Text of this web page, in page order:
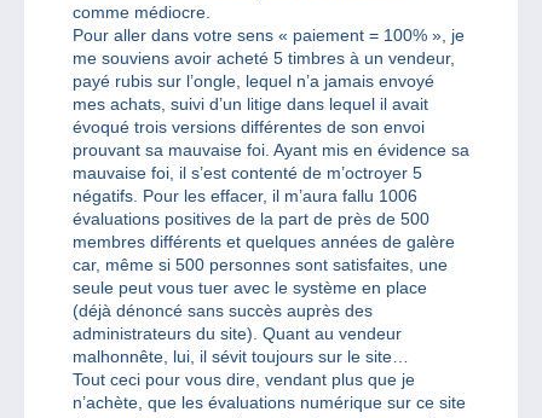
comme médiocre.
Pour aller dans votre sens « paiement = 100% », je
me souviens avoir acheté 5 timbres à un vendeur,
payé rubis sur l’ongle, lequel n’a jamais envoyé
mes achats, suivi d’un litige dans lequel il avait
évoqué trois versions différentes de son envoi
prouvant sa mauvaise foi. Ayant mis en évidence sa
mauvaise foi, il s’est contenté de m’octroyer 5
négatifs. Pour les effacer, il m’aura fallu 1006
évaluations positives de la part de près de 500
membres différents et quelques années de galère
car, même si 500 personnes sont satisfaites, une
seule peut vous tuer avec le système en place
(déjà dénoncé sans succès auprès des
administrateurs du site). Quant au vendeur
malhonnête, lui, il sévit toujours sur le site…
Tout ceci pour vous dire, vendant plus que je
n’achète, que les évaluations numérique sur ce site